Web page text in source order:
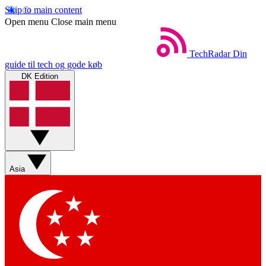
Skip to main content
Open menu Close main menu
TechRadar Din
guide til tech og gode køb
DK Edition
Asia